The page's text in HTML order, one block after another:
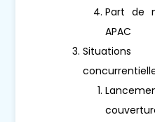
Part de
APAC